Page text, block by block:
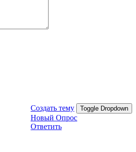
Создать тему Toggle Dropdown
Новый Опрос
Ответить